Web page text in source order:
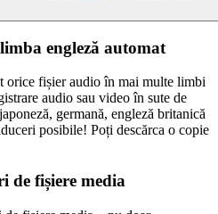
engleză automat
orice fișier audio în mai multe limbi
audio sau video în sute de
germană, engleză britanică
posibile! Poți descărca o copie
de fișiere media